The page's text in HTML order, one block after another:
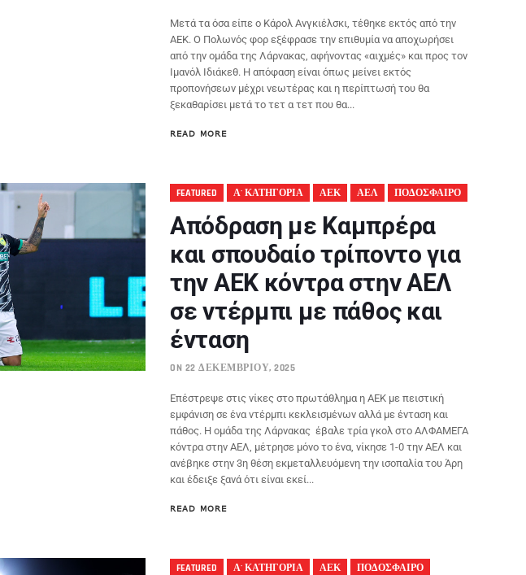
Μετά τα όσα είπε ο Κάρολ Ανγκιέλσκι, τέθηκε εκτός από την
ΑΕΚ. Ο Πολωνός φορ εξέφρασε την επιθυμία να αποχωρήσει
από την ομάδα της Λάρνακας, αφήνοντας «αιχμές» και προς τον
Ιμανόλ Ιδιάκεθ. Η απόφαση είναι όπως μείνει εκτός
προπονήσεων μέχρι νεωτέρας και η περίπτωσή του θα
ξεκαθαρίσει μετά το τετ α τετ που θα...
READ MORE
FEATURED Α' ΚΑΤΗΓΟΡΙΑ ΑΕΚ ΑΕΛ ΠΟΔΟΣΦΑΙΡΟ
Απόδραση με Καμπρέρα
και σπουδαίο τρίποντο για
την ΑΕΚ κόντρα στην ΑΕΛ
σε ντέρμπι με πάθος και
ένταση
ON 22 ΔΕΚΕΜΒΡΊΟΥ, 2025
Επέστρεψε στις νίκες στο πρωτάθλημα η ΑΕΚ με πειστική
εμφάνιση σε ένα ντέρμπι κεκλεισμένων αλλά με ένταση και
πάθος. Η ομάδα της Λάρνακας έβαλε τρία γκολ στο ΑΛΦΑΜΕΓΑ
κόντρα στην ΑΕΛ, μέτρησε μόνο το ένα, νίκησε 1-0 την ΑΕΛ και
ανέβηκε στην 3η θέση εκμεταλλευόμενη την ισοπαλία του Άρη
και έδειξε ξανά ότι είναι εκεί...
READ MORE
FEATURED Α' ΚΑΤΗΓΟΡΙΑ ΑΕΚ ΠΟΔΟΣΦΑΙΡΟ